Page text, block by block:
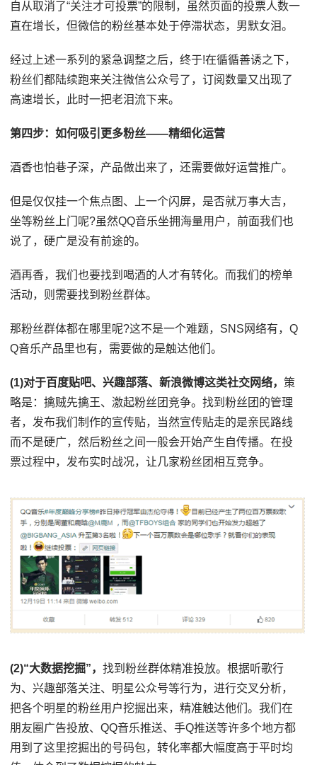
自从取消了“关注才可投票”的限制，虽然页面的投票人数一
直在增长，但微信的粉丝基本处于停滞状态，男默女泪。
经过上述一系列的紧急调整之后，终于!在循循善诱之下，
粉丝们都陆续跑来关注微信公众号了，订阅数量又出现了
高速增长，此时一把老泪流下来。
第四步：如何吸引更多粉丝——精细化运营
酒香也怕巷子深，产品做出来了，还需要做好运营推广。
但是仅仅挂一个焦点图、上一个闪屏，是否就万事大吉，
坐等粉丝上门呢?虽然QQ音乐坐拥海量用户，前面我们也
说了，硬广是没有前途的。
酒再香，我们也要找到喝酒的人才有转化。而我们的榜单
活动，则需要找到粉丝群体。
那粉丝群体都在哪里呢?这不是一个难题，SNS网络有，Q
Q音乐产品里也有，需要做的是触达他们。
(1)对于百度贴吧、兴趣部落、新浪微博这类社交网络，策
略是：擒贼先擒王、激起粉丝团竞争。找到粉丝团的管理
者，发布我们制作的宣传贴，当然宣传贴走的是亲民路线
而不是硬广，然后粉丝之间一般会开始产生自传播。在投
票过程中，发布实时战况，让几家粉丝团相互竞争。
(2)“大数据挖掘”，找到粉丝群体精准投放。根据听歌行
为、兴趣部落关注、明星公众号等行为，进行交叉分析，
把各个明星的粉丝用户挖掘出来，精准触达他们。我们在
朋友圈广告投放、QQ音乐推送、手Q推送等许多个地方都
用到了这里挖掘出的号码包，转化率都大幅度高于平时均